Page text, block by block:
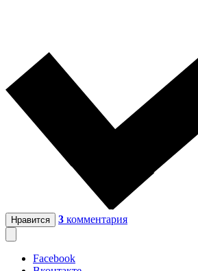
Нравится 3 комментария
Facebook